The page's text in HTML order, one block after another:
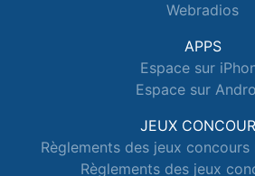
Webradios
APPS
Espace sur
Espace sur
JEUX
Règlements des jeux
Règlements des jeux